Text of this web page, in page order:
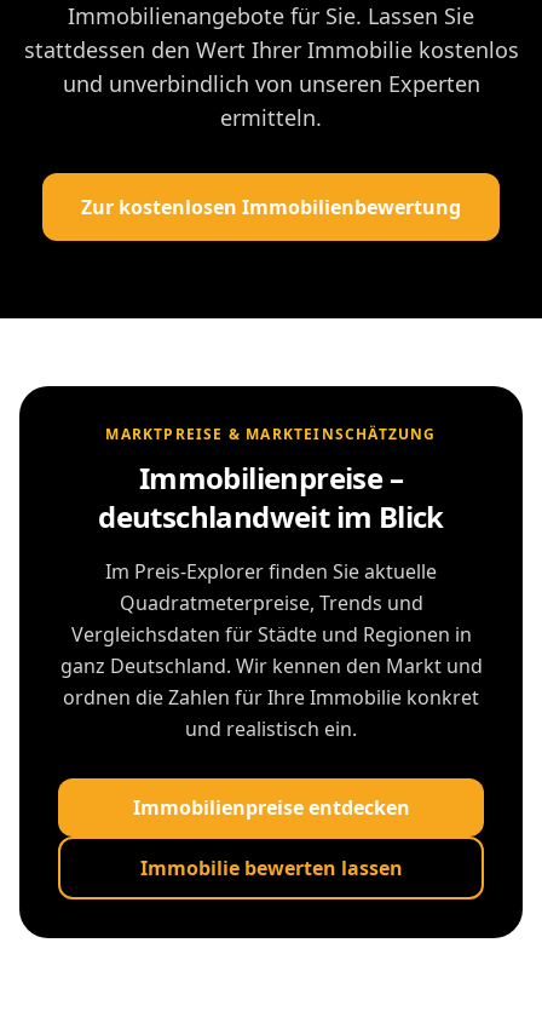
Immobilienangebote für Sie. Lassen Sie
stattdessen den Wert Ihrer Immobilie kostenlos
und unverbindlich von unseren Experten
ermitteln.
Zur kostenlosen Immobilienbewertung
MARKTPREISE & MARKTEINSCHÄTZUNG
Immobilienpreise –
deutschlandweit im Blick
Im Preis-Explorer finden Sie aktuelle
Quadratmeterpreise, Trends und
Vergleichsdaten für Städte und Regionen in
ganz Deutschland. Wir kennen den Markt und
ordnen die Zahlen für Ihre Immobilie konkret
und realistisch ein.
Immobilienpreise entdecken
Immobilie bewerten lassen